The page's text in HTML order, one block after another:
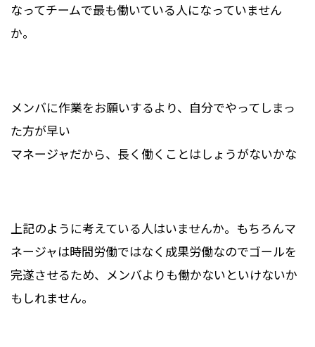
なってチームで最も働いている人になっていません
か。
メンバに作業をお願いするより、自分でやってしまっ
た方が早い
マネージャだから、長く働くことはしょうがないかな
上記のように考えている人はいませんか。もちろんマ
ネージャは時間労働ではなく成果労働なのでゴールを
完遂させるため、メンバよりも働かないといけないか
もしれません。